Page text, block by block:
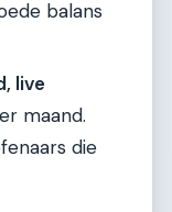
balans
live
maand.
die